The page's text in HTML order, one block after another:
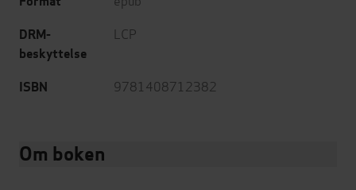
DRM-
beskyttelse
LCP
ISBN 9781408712382
Om boken